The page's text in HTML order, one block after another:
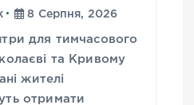
8 Серпня, 2026
для тимчасового
та Кривому
жителі
отримати